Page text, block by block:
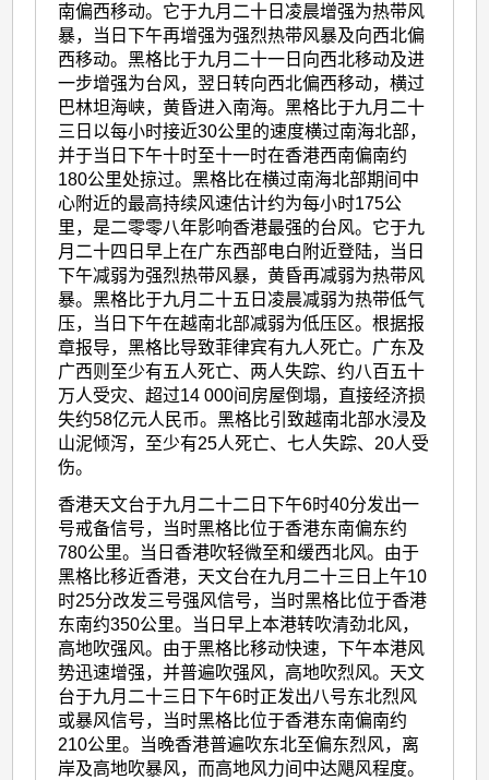
南偏西移动。它于九月二十日凌晨增强为热带风
暴，当日下午再增强为强烈热带风暴及向西北偏
西移动。黑格比于九月二十一日向西北移动及进
一步增强为台风，翌日转向西北偏西移动，横过
巴林坦海峡，黄昏进入南海。黑格比于九月二十
三日以每小时接近30公里的速度横过南海北部，
并于当日下午十时至十一时在香港西南偏南约
180公里处掠过。黑格比在横过南海北部期间中
心附近的最高持续风速估计约为每小时175公
里，是二零零八年影响香港最强的台风。它于九
月二十四日早上在广东西部电白附近登陆，当日
下午减弱为强烈热带风暴，黄昏再减弱为热带风
暴。黑格比于九月二十五日凌晨减弱为热带低气
压，当日下午在越南北部减弱为低压区。根据报
章报导，黑格比导致菲律宾有九人死亡。广东及
广西则至少有五人死亡、两人失踪、约八百五十
万人受灾、超过14 000间房屋倒塌，直接经济损
失约58亿元人民币。黑格比引致越南北部水浸及
山泥倾泻，至少有25人死亡、七人失踪、20人受
伤。
香港天文台于九月二十二日下午6时40分发出一
号戒备信号，当时黑格比位于香港东南偏东约
780公里。当日香港吹轻微至和缓西北风。由于
黑格比移近香港，天文台在九月二十三日上午10
时25分改发三号强风信号，当时黑格比位于香港
东南约350公里。当日早上本港转吹清劲北风，
高地吹强风。由于黑格比移动快速，下午本港风
势迅速增强，并普遍吹强风，高地吹烈风。天文
台于九月二十三日下午6时正发出八号东北烈风
或暴风信号，当时黑格比位于香港东南偏南约
210公里。当晚香港普遍吹东北至偏东烈风，离
岸及高地吹暴风，而高地风力间中达飓风程度。